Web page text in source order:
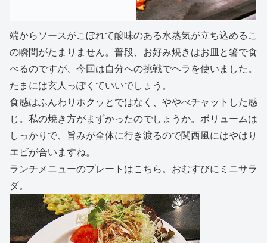
端からソースがこぼれて酸味のある水蒸気が立ち込めるこ
の瞬間がたまりません。普段、お好み焼きはお皿と箸で食
べるのですが、今回は自分への挑戦でヘラを使いました。
たまには玄人っぽくていいでしょう。
食感はふんわりホクッとではなく、ややべチャットした感
じ。私の焼き方がまずかったのでしょうか。ボリュームは
しっかりで、旨みが全体に行き渡るので関西風にはやはり
エビが合いますね。
ランチメニューのプレートはこちら。おむすびにミニサラ
ダ。